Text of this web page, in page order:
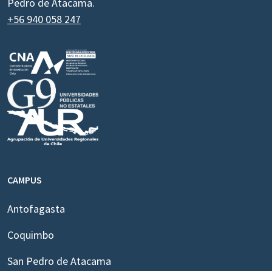
Pedro de Atacama.
+56 940 058 247
CAMPUS
Antofagasta
Coquimbo
San Pedro de Atacama